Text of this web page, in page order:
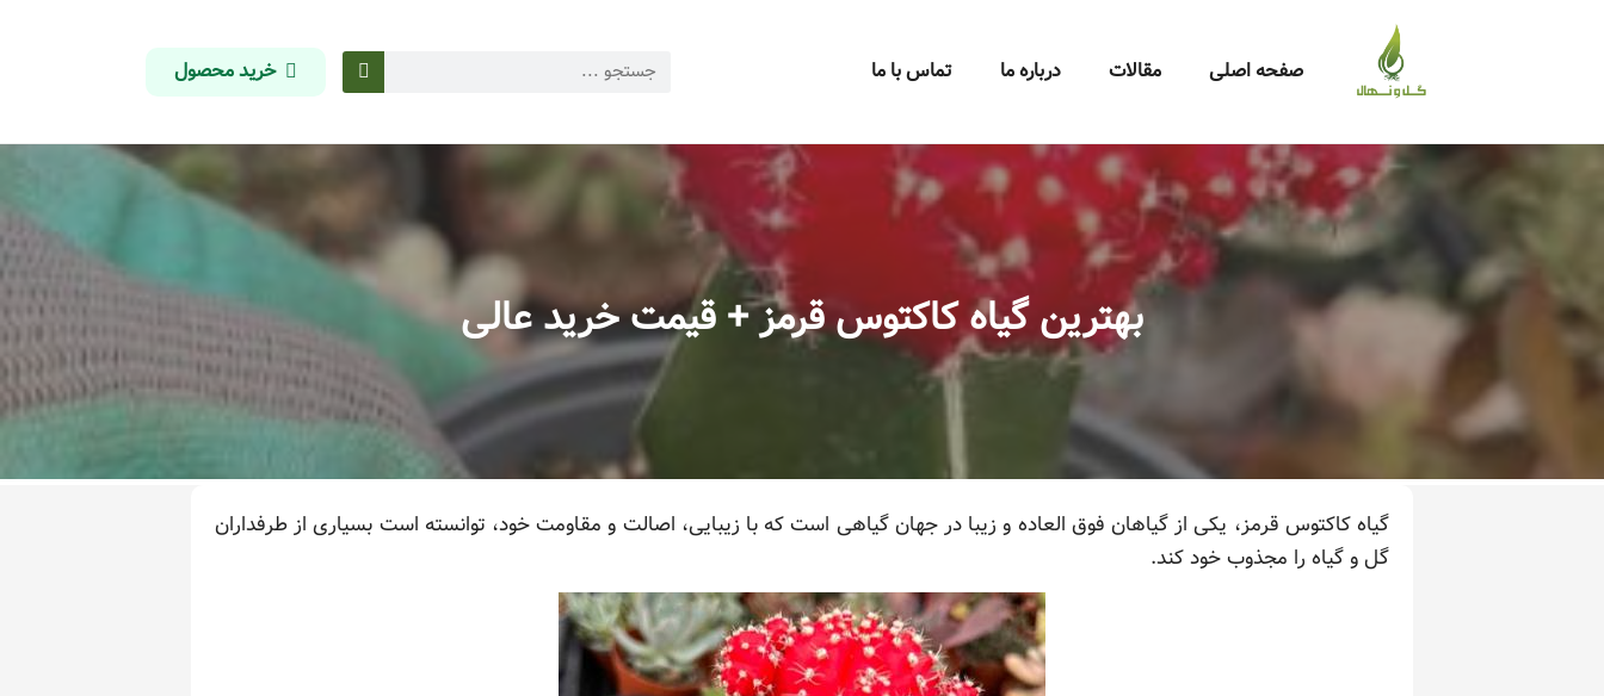
صفحه اصلی مقالات درباره ما تماس با ما خرید محصول
بهترین گیاه کاکتوس قرمز + قیمت خرید عالی
گیاه کاکتوس قرمز، یکی از گیاهان فوق العاده و زیبا در جهان گیاهی است که با زیبایی، اصالت و مقاومت خود، توانسته است بسیاری از طرفداران
گل و گیاه را مجذوب خود کند.